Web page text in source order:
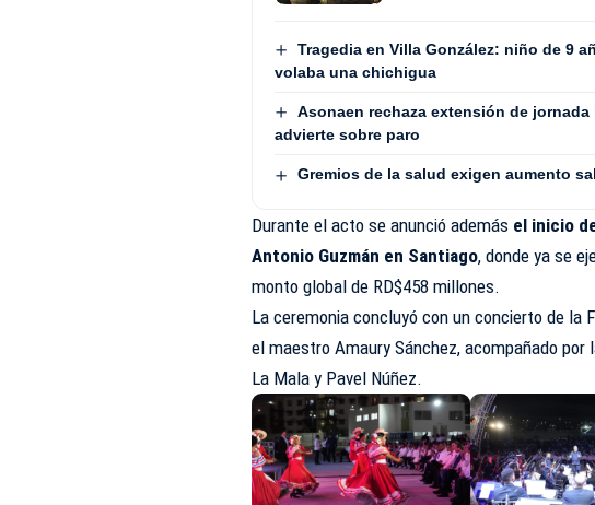
Tragedia en Villa González: niño de 9
volaba una chichigua
Asonaen rechaza extensión de
advierte sobre paro
Gremios de la salud exigen aumento
Durante el acto se anunció además el inicio
Antonio Guzmán en Santiago, donde ya se
monto global de RD$458 millones.
La ceremonia concluyó con un concierto de la
el maestro Amaury Sánchez, acompañado
La Mala y Pavel Núñez.